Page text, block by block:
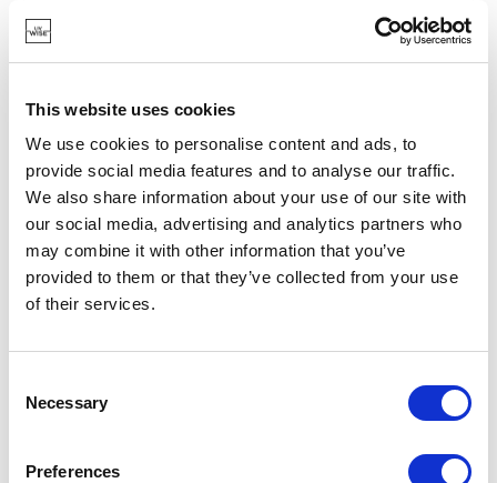
This website uses cookies
We use cookies to personalise content and ads, to
provide social media features and to analyse our traffic.
We also share information about your use of our site with
our social media, advertising and analytics partners who
may combine it with other information that you’ve
provided to them or that they’ve collected from your use
of their services.
Selection
Necessary
Preferences
POINT-VIRGULE
ASSIETTE CREUSE EN PORCELAINE BY ALAIN
MONNENS 8X10X4.5CM
4,25 €
EN STOCK
MARQUE PROPRE
NOUVEAU